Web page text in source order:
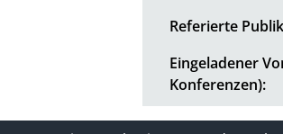
Referierte
Eingeladener
Konferenzen):